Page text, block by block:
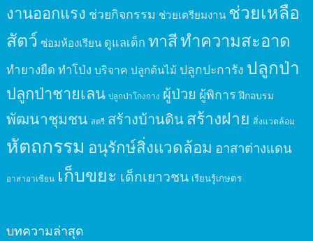
งานออกแรง ช่วยกิจกรรม ช่วยเตรียมงาน ช่วยเหลือ
สัตว์ ซ่อมห้องเรียน ดูแลเด็ก ทาสีทำความสะอาด
ทำยางยืด ทำโป่ง บริจาค ปลูกต้นไม้ ปลูกปะการัง ปลูกป่า
ปลูกป่าชายเลน ปลูกป่าโกงกาง ผู้ป่วย ผู้พิการ ฝึกอบรม
พัฒนาชุมชน สตรี สร้างบ้านดินสร้างฝาย สิ่งแวดล้อม
หัตถกรรม อนุรักษ์สิ่งแวดล้อม อาสาต่างแดน
อาสาอาเซียน เก็บขยะ เด็กเยาวชน เรียนรู้เกษตร
บทความล่าสุด